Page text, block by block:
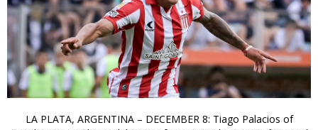
LA PLATA, ARGENTINA – DECEMBER 8: Tiago Palacios of